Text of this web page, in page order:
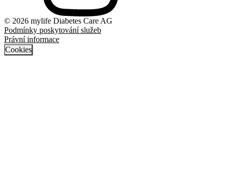
© 2026 mylife Diabetes Care AG
Podmínky poskytování služeb
Právní informace
Cookies